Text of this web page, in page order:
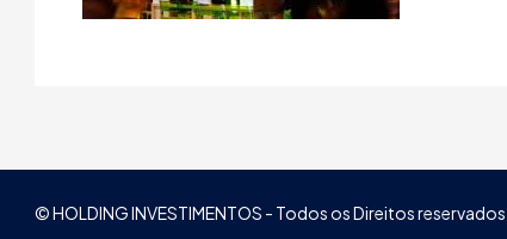
© HOLDING INVESTIMENTOS - Todos os Direitos reservados.